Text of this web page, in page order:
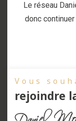
Le réseau
donc
Vous
rejoindre